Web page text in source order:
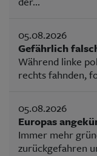
05.08.2026
Gefährlich
Während linke
rechts fahnden,
05.08.2026
Europas
Immer mehr
zurückgefahren